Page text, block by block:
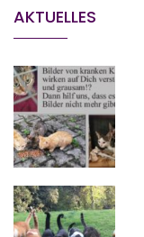
AKTUELLES